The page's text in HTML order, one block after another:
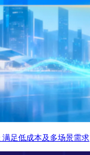
足低成本及多场景需求